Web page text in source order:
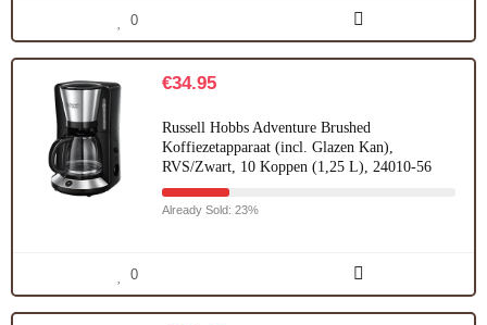
0
€34.95
Russell Hobbs Adventure Brushed
Koffiezetapparaat (incl. Glazen Kan),
RVS/Zwart, 10 Koppen (1,25 L), 24010-56
Already Sold: 23%
0